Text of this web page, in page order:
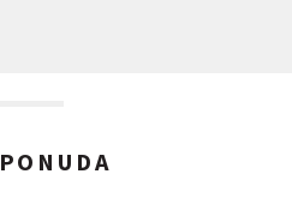
PONUDA